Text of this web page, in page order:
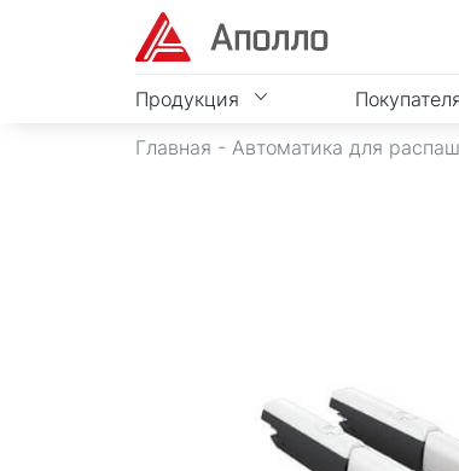
Продукция
Главная - Автоматика для